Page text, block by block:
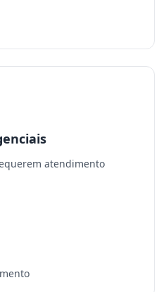
atendimento